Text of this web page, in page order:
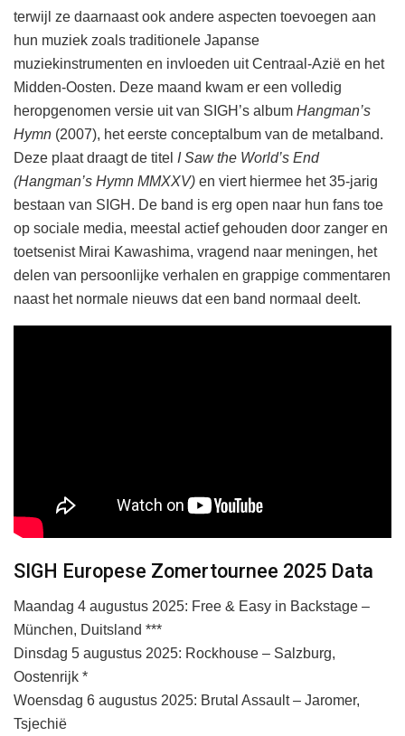
terwijl ze daarnaast ook andere aspecten toevoegen aan
hun muziek zoals traditionele Japanse
muziekinstrumenten en invloeden uit Centraal-Azië en het
Midden-Oosten. Deze maand kwam er een volledig
heropgenomen versie uit van SIGH’s album Hangman’s
Hymn (2007), het eerste conceptalbum van de metalband.
Deze plaat draagt de titel I Saw the World’s End
(Hangman’s Hymn MMXXV) en viert hiermee het 35-jarig
bestaan van SIGH. De band is erg open naar hun fans toe
op sociale media, meestal actief gehouden door zanger en
toetsenist Mirai Kawashima, vragend naar meningen, het
delen van persoonlijke verhalen en grappige commentaren
naast het normale nieuws dat een band normaal deelt.
SIGH Europese Zomertournee 2025 Data
Maandag 4 augustus 2025: Free & Easy in Backstage –
München, Duitsland ***
Dinsdag 5 augustus 2025: Rockhouse – Salzburg,
Oostenrijk *
Woensdag 6 augustus 2025: Brutal Assault – Jaromer,
Tsjechië